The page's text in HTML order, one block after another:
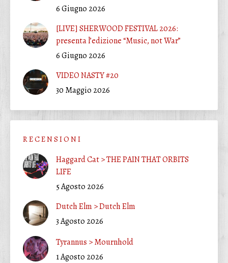
6 Giugno 2026
[LIVE] SHERWOOD FESTIVAL 2026:
presenta l’edizione “Music, not War”
6 Giugno 2026
VIDEO NASTY #20
30 Maggio 2026
R E C E N S I O N I
Haggard Cat > THE PAIN THAT ORBITS
LIFE
5 Agosto 2026
Dutch Elm > Dutch Elm
3 Agosto 2026
Tyrannus > Mournhold
1 Agosto 2026